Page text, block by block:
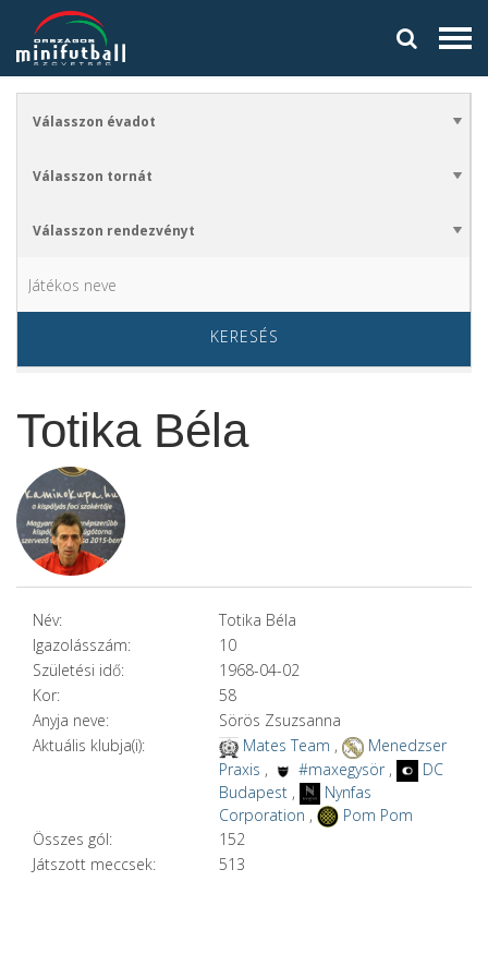
KERESÉS
Totika Béla
Név:
Totika Béla
Igazolásszám:
10
Születési idő:
1968-04-02
Kor:
58
Anyja neve:
Sörös Zsuzsanna
Aktuális klubja(i):
Mates Team ,
Menedzser
Praxis , #maxegysör,
DC
Budapest,
Nynfas
Corporation ,
Pom Pom
Összes gól:
152
Játszott meccsek:
513